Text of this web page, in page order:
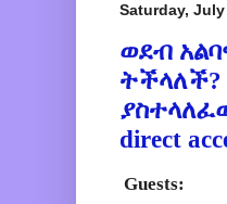
Saturday, July
ወደብ
ትችላለች?
direct
Guests: